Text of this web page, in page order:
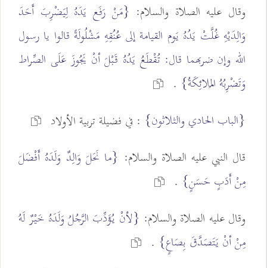
وقال عليه الصلاة والسلام: {مَنْ رَفَع يَدَهُ لِيَضْرِبَ أَحَدَ
وَالِدَيْهِ غُلَّتْ يَدُهُ يَوم القيامة إلى عُنُقِهِ مَشْلُولَةً قالوا يا رسول
الله وإن ضربهما قال: تُقْطَعُ يَدُهُ قَبْلَ أنْ يَجُوزَ عَلَى الصِّراط
وَتَضْرِبُهُ المَلائِكَةُ} .
{الباب الحادي والثلاثون} : في فضيلة تربية الأولاد
قال النبي عليه الصلاة والسلام: {ما نَحَلَ وَالِدٌ وَلَدَهُ أَفْضَلَ
مِنْ أَدَبٍ حَسَنٍ} .
وقال عليه الصلاة والسلام: {لأنْ يُؤَدِّبَ الرَّجُلُ وَلَدَهُ خَيْرٌ لَهُ
مِنْ أنْ يَتَصَدَّقَ بِصَاعٍ} .